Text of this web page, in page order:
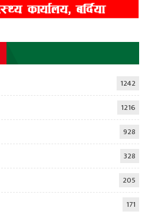
1242
1216
928
328
205
171